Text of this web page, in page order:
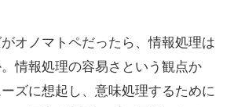
オノマトペだったら、情報処理は
情報処理の容易さという観点か
ズに想起し、意味処理するために